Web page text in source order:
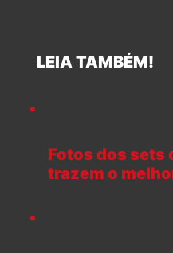
LEIA TAMBÉM!
Fotos dos sets
trazem o